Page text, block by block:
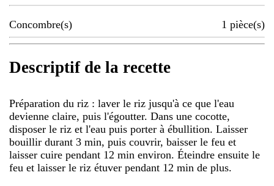
Concombre(s) 1 pièce(s)
Descriptif de la recette
Préparation du riz : laver le riz jusqu'à ce que l'eau
devienne claire, puis l'égoutter. Dans une cocotte,
disposer le riz et l'eau puis porter à ébullition. Laisser
bouillir durant 3 min, puis couvrir, baisser le feu et
laisser cuire pendant 12 min environ. Éteindre ensuite le
feu et laisser le riz étuver pendant 12 min de plus.